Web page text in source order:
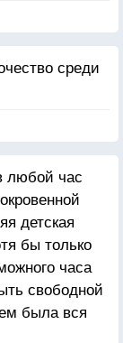
среди
любой час
детская
бы только
часа
свободной
была вся
как не